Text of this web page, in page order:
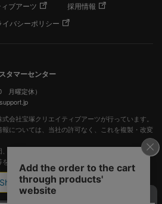
ブアーツ
採用情報
イバシーポリシー
タマーセンター
月曜定休）
会社宝塚クリエイティブアーツが行っています。
については、当社の許可なく、これを複製・改変
宝塚クリエイティブアーツの出版物ほか写真等著
禁じます。